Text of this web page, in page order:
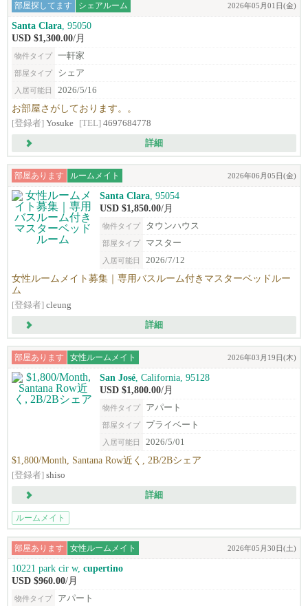
部屋探してます シェアルーム 2026年05月01日(金)
Santa Clara , 95050
USD $1,300.00/月
物件タイプ 一軒家
部屋タイプ シェア
入居可能日 2026/5/16
お部屋さがしております。。
[登録者] Yosuke [TEL] 4697684778
詳細
部屋あります ルームメイト 2026年06月05日(金)
Santa Clara , 95054
USD $1,850.00/月
物件タイプ タウンハウス
部屋タイプ マスター
入居可能日 2026/7/12
女性ルームメイト募集｜専用バスルーム付きマスターベッドルー
ム
[登録者] cleung
詳細
部屋あります 女性ルームメイト 2026年03月19日(木)
San José , California, 95128
USD $1,800.00/月
物件タイプ アパート
部屋タイプ プライベート
入居可能日 2026/5/01
$1,800/Month, Santana Row近く, 2B/2Bシェア
[登録者] shiso
詳細
ルームメイト
部屋あります 女性ルームメイト 2026年05月30日(土)
10221 park cir w, cupertino
USD $960.00/月
物件タイプ アパート